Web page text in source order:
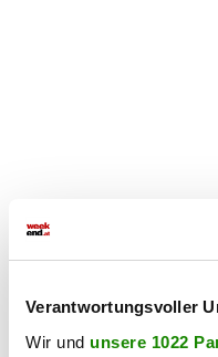
Verantwortungsvoller
Wir und unsere 1022